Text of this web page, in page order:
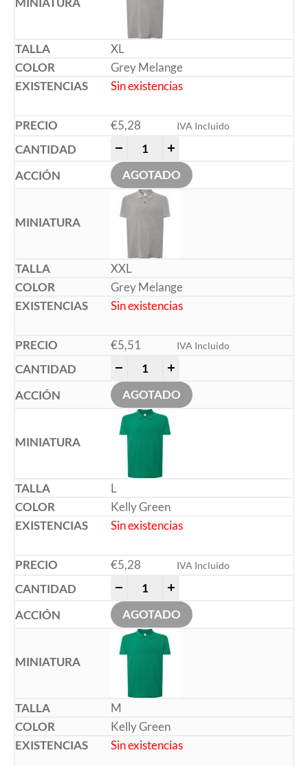
XL
Grey Melange
Sin existencias
€5,28 IVA Incluido
AGOTADO
XXL
Grey Melange
Sin existencias
€5,51 IVA Incluido
AGOTADO
L
Kelly Green
Sin existencias
€5,28 IVA Incluido
AGOTADO
M
Kelly Green
Sin existencias